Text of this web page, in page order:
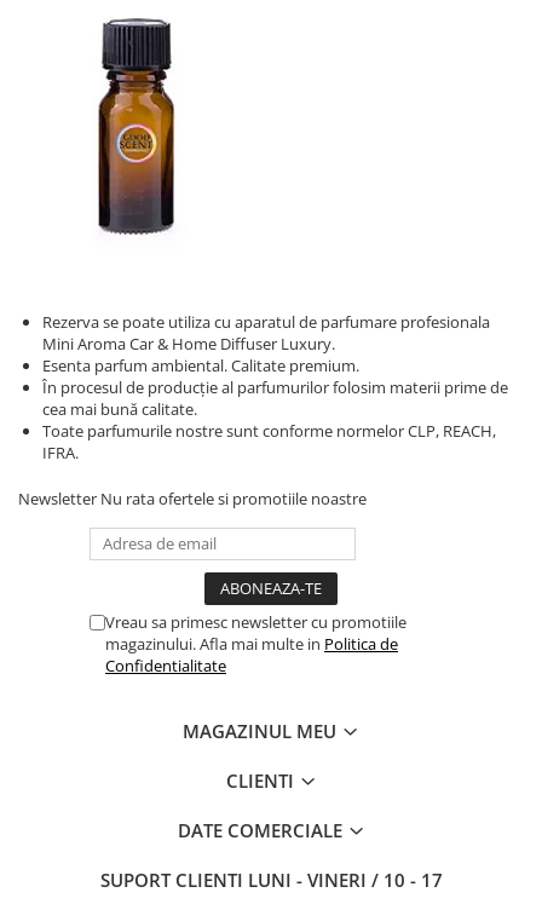
Rezerva se poate utiliza cu aparatul de parfumare profesionala
Mini Aroma Car & Home Diffuser Luxury.
Esenta parfum ambiental. Calitate premium.
În procesul de producție al parfumurilor folosim materii prime de
cea mai bună calitate.
Toate parfumurile nostre sunt conforme normelor CLP, REACH,
IFRA.
Newsletter Nu rata ofertele si promotiile noastre
Vreau sa primesc newsletter cu promotiile
magazinului. Afla mai multe in Politica de
Confidentialitate
MAGAZINUL MEU
CLIENTI
DATE COMERCIALE
SUPORT CLIENTI LUNI - VINERI / 10 - 17